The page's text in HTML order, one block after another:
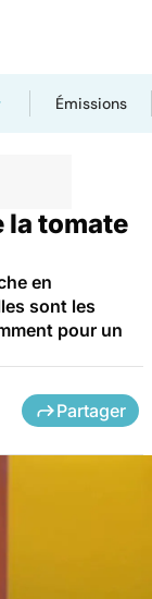
Émissions
la tomate
en
sont les
pour un
Partager